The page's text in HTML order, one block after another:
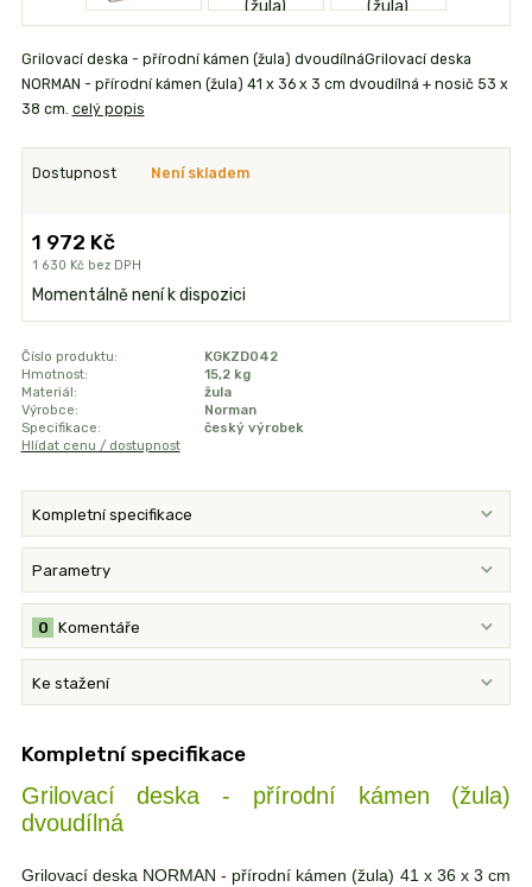
Grilovací deska - přírodní kámen (žula) dvoudílnáGrilovací deska
NORMAN - přírodní kámen (žula) 41 x 36 x 3 cm dvoudílná + nosič 53 x
38 cm. celý popis
Dostupnost Není skladem
1 972 Kč
1 630 Kč bez DPH
Momentálně není k dispozici
Číslo produktu:
KGKZD042
Hmotnost:
15,2 kg
Materiál:
žula
Výrobce:
Norman
Specifikace:
český výrobek
Hlídat cenu / dostupnost
Kompletní specifikace
Parametry
Komentáře
0
Ke stažení
Kompletní specifikace
Grilovací deska - přírodní kámen (žula)
dvoudílná
Grilovací deska NORMAN - přírodní kámen (žula) 41 x 36 x 3 cm